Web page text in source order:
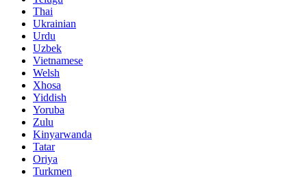
Thai
Ukrainian
Urdu
Uzbek
Vietnamese
Welsh
Xhosa
Yiddish
Yoruba
Zulu
Kinyarwanda
Tatar
Oriya
Turkmen